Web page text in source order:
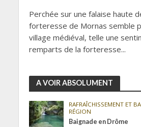
Perchée sur une falaise haute
forteresse de Mornas semble
village médiéval, telle une
remparts de la forteresse...
A VOIR ABSOLUMENT
RAFRAÎCHISSEMENT ET
RÉGION
Baignade en Drôme